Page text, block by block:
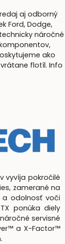
aj odborný
Ford, Dodge,
náročné
ako
flotíl. Info
vyvíja pokročilé
zamerané na
a odolnosť voči
ponúka diely
servisné
a X-Factor™